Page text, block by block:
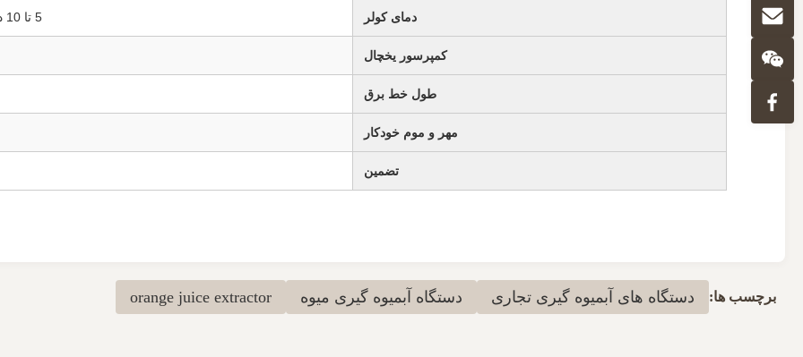
دمای کولر 5 تا 10 درجه سانتیگراد خنک کننده مستقیم ( خنک کننده کامل ماشین)
کمپرسور یخچال
طول خط برق
مهر و موم خودکار
تضمین
برچسب ها: دستگاه های آبمیوه گیری تجاری دستگاه آبمیوه گیری میوه orange juice extractor